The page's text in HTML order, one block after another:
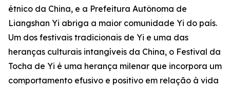
étnico da China, e a Prefeitura Autônoma de
Liangshan Yi abriga a maior comunidade Yi do país.
Um dos festivais tradicionais de Yi e uma das
heranças culturais intangíveis da China, o Festival da
Tocha de Yi é uma herança milenar que incorpora um
comportamento efusivo e positivo em relação à vida